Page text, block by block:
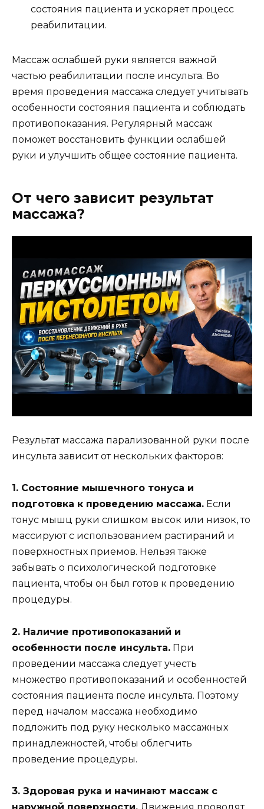
состояния пациента и ускоряет процесс
реабилитации.
Массаж ослабшей руки является важной
частью реабилитации после инсульта. Во
время проведения массажа следует учитывать
особенности состояния пациента и соблюдать
противопоказания. Регулярный массаж
поможет восстановить функции ослабшей
руки и улучшить общее состояние пациента.
От чего зависит результат
массажа?
Результат массажа парализованной руки после
инсульта зависит от нескольких факторов:
1. Состояние мышечного тонуса и
подготовка к проведению массажа. Если
тонус мышц руки слишком высок или низок, то
массируют с использованием растираний и
поверхностных приемов. Нельзя также
забывать о психологической подготовке
пациента, чтобы он был готов к проведению
процедуры.
2. Наличие противопоказаний и
особенности после инсульта. При
проведении массажа следует учесть
множество противопоказаний и особенностей
состояния пациента после инсульта. Поэтому
перед началом массажа необходимо
подложить под руку несколько массажных
принадлежностей, чтобы облегчить
проведение процедуры.
3. Здоровая рука и начинают массаж с